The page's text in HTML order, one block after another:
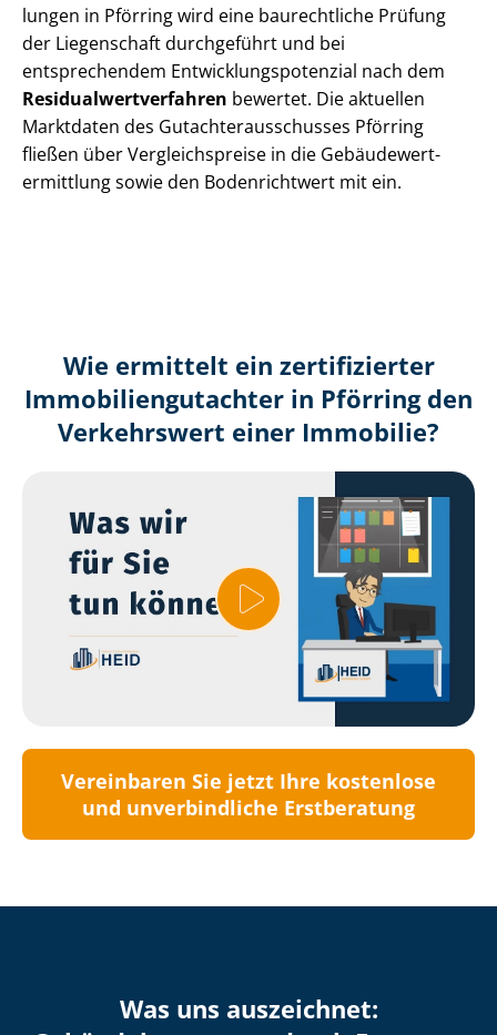
lun­gen in Pförring wird eine baurechtliche Prüfung
der Liegenschaft durchgeführt und bei
entsprechendem Ent­wick­lungs­po­ten­zi­al nach dem
Re­si­du­al­wert­ver­fah­ren bewertet. Die aktuellen
Marktdaten des Gut­ach­ter­aus­schus­ses Pförring
fließen über Ver­gleichs­prei­se in die Ge­bäu­de­wert­
ermitt­lung sowie den Bodenrichtwert mit ein.
Wie ermittelt ein zertifizierter
Immobilien­gutachter in Pförring den
Verkehrswert einer Immobilie?
Vereinbaren Sie jetzt Ihre kostenlose
und unverbindliche Erstberatung
Was uns auszeichnet: